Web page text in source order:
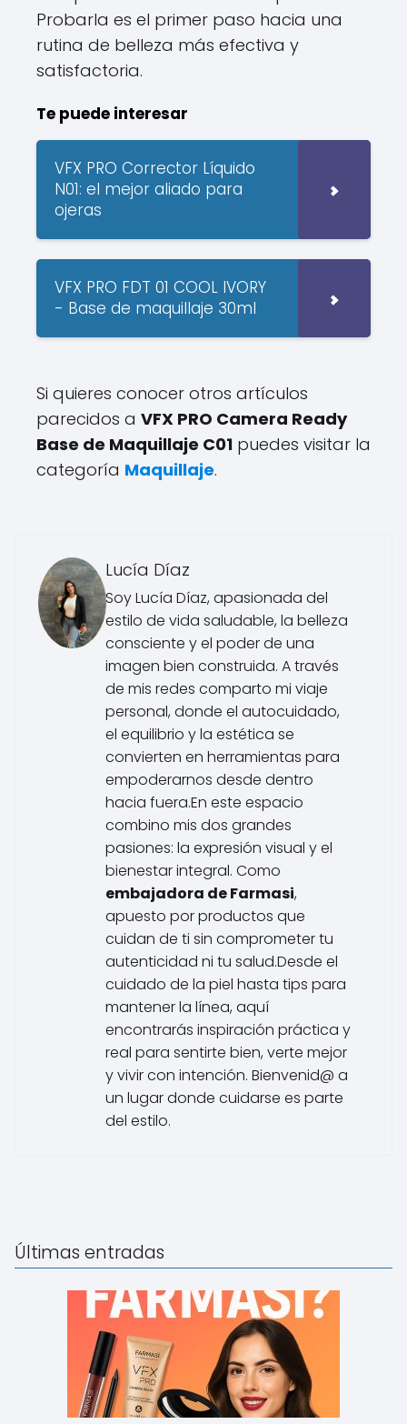
Probarla es el primer paso hacia una
rutina de belleza más efectiva y
satisfactoria.
Te puede interesar
VFX PRO Corrector Líquido
N01: el mejor aliado para
ojeras
VFX PRO FDT 01 COOL IVORY
- Base de maquillaje 30ml
Si quieres conocer otros artículos
parecidos a VFX PRO Camera Ready
Base de Maquillaje C01 puedes visitar la
categoría Maquillaje.
Lucía Díaz
Soy Lucía Díaz, apasionada del
estilo de vida saludable, la belleza
consciente y el poder de una
imagen bien construida. A través
de mis redes comparto mi viaje
personal, donde el autocuidado,
el equilibrio y la estética se
convierten en herramientas para
empoderarnos desde dentro
hacia fuera.En este espacio
combino mis dos grandes
pasiones: la expresión visual y el
bienestar integral. Como
embajadora de Farmasi,
apuesto por productos que
cuidan de ti sin comprometer tu
autenticidad ni tu salud.Desde el
cuidado de la piel hasta tips para
mantener la línea, aquí
encontrarás inspiración práctica y
real para sentirte bien, verte mejor
y vivir con intención. Bienvenid@ a
un lugar donde cuidarse es parte
del estilo.
Últimas entradas